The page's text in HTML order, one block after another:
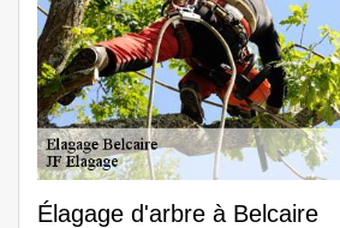
Élagage d'arbre à Belcaire